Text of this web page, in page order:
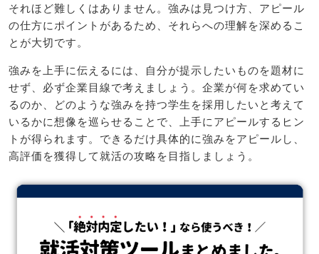
それほど難しくはありません。強みは見つけ方、アピール
の仕方にポイントがあるため、それらへの理解を深めるこ
とが大切です。
強みを上手に伝えるには、自分が提示したいものを題材に
せず、必ず企業目線で考えましょう。企業が何を求めてい
るのか、どのような強みを持つ学生を採用したいと考えて
いるかに想像を巡らせることで、上手にアピールするヒン
トが得られます。できるだけ具体的に強みをアピールし、
高評価を獲得して就活の攻略を目指しましょう。